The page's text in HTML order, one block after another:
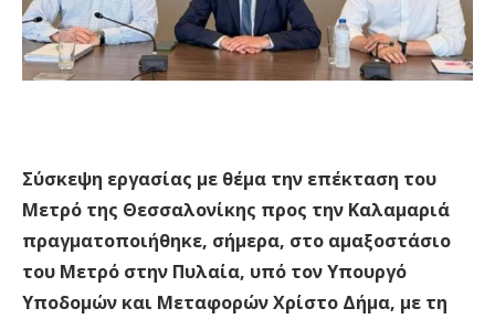
Σύσκεψη εργασίας με θέμα την επέκταση του
Μετρό της Θεσσαλονίκης προς την Καλαμαριά
πραγματοποιήθηκε, σήμερα, στο αμαξοστάσιο
του Μετρό στην Πυλαία, υπό τον Υπουργό
Υποδομών και Μεταφορών Χρίστο Δήμα, με τη